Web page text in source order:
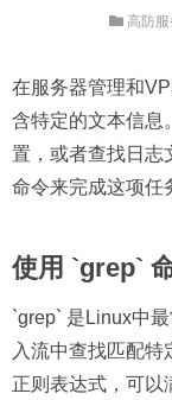
高防
在服务器管理和
含特定的文本信息
置，或者查找日志
命令来完成这项任
使用 `grep`
`grep` 是Linux中
入流中查找匹配
正则表达式，可以